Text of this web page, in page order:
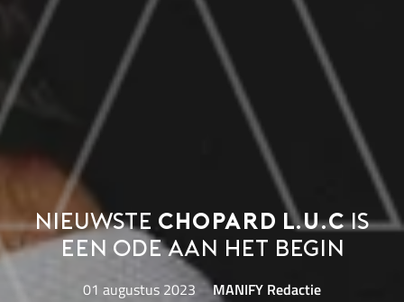
Nieuwste Chopard L.U.Cis
een ode aan het begin
01 augustus 2023 MANIFY Redactie